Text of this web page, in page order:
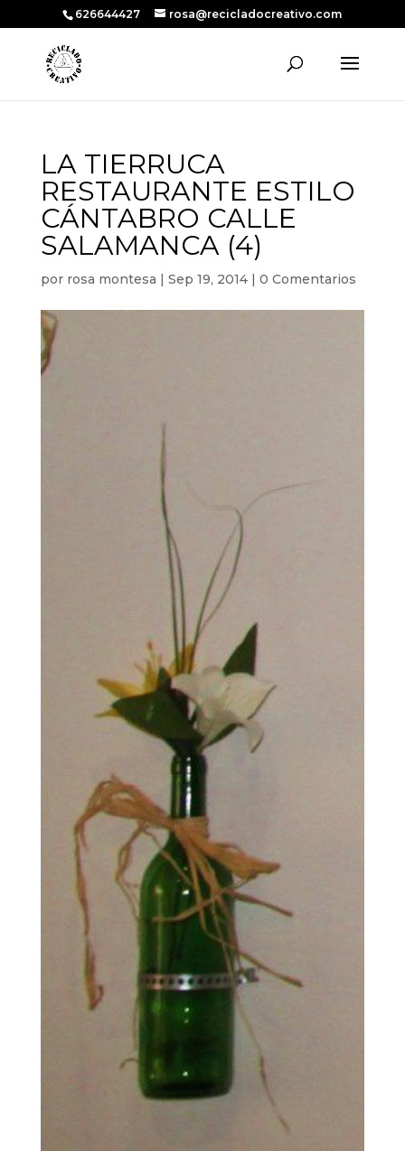
626644427 rosa@recicladocreativo.com
LA TIERRUCA
RESTAURANTE ESTILO
CÁNTABRO CALLE
SALAMANCA (4)
por rosa montesa | Sep 19, 2014| 0 Comentarios